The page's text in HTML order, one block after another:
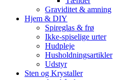
Graviditet & amning
Hjem & DIY
Spireglas & frø
Ikke-spiselige urter
Hudpleje
Husholdningsartikler
Udstyr
Sten og Krystaller